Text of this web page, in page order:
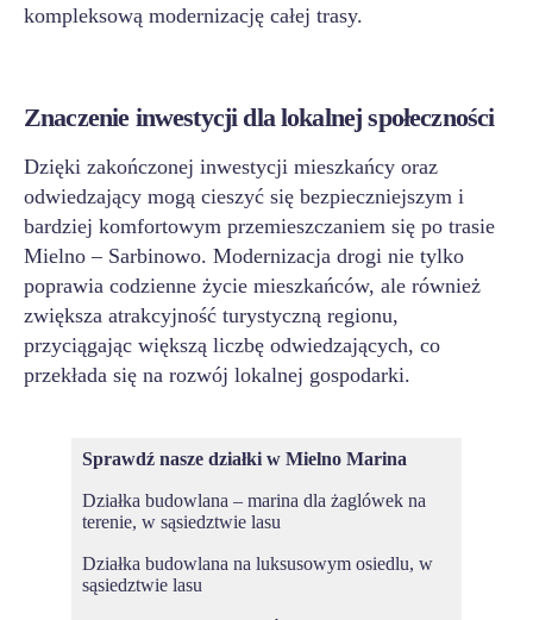
kompleksową modernizację całej trasy.
Znaczenie inwestycji dla lokalnej społeczności
Dzięki zakończonej inwestycji mieszkańcy oraz
odwiedzający mogą cieszyć się bezpieczniejszym i
bardziej komfortowym przemieszczaniem się po trasie
Mielno – Sarbinowo. Modernizacja drogi nie tylko
poprawia codzienne życie mieszkańców, ale również
zwiększa atrakcyjność turystyczną regionu,
przyciągając większą liczbę odwiedzających, co
przekłada się na rozwój lokalnej gospodarki.
Sprawdź nasze działki w Mielno Marina
Działka budowlana – marina dla żaglówek na
terenie, w sąsiedztwie lasu
Działka budowlana na luksusowym osiedlu, w
sąsiedztwie lasu